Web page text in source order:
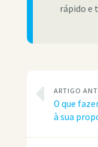
rápido e
ARTIGO
O que
à sua